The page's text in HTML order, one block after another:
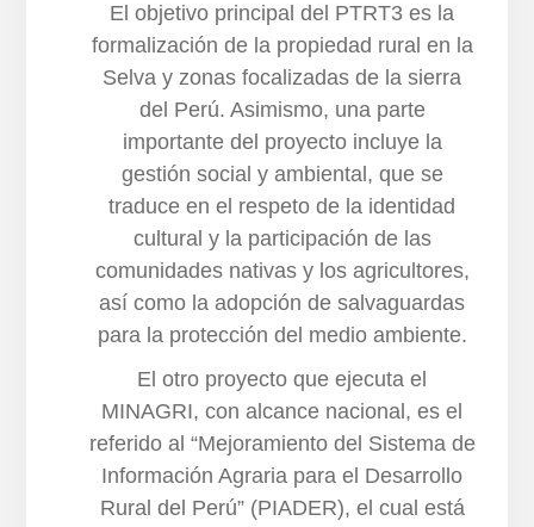
El objetivo principal del PTRT3 es la
formalización de la propiedad rural en la
Selva y zonas focalizadas de la sierra
del Perú. Asimismo, una parte
importante del proyecto incluye la
gestión social y ambiental, que se
traduce en el respeto de la identidad
cultural y la participación de las
comunidades nativas y los agricultores,
así como la adopción de salvaguardas
para la protección del medio ambiente.
El otro proyecto que ejecuta el
MINAGRI, con alcance nacional, es el
referido al “Mejoramiento del Sistema de
Información Agraria para el Desarrollo
Rural del Perú” (PIADER), el cual está